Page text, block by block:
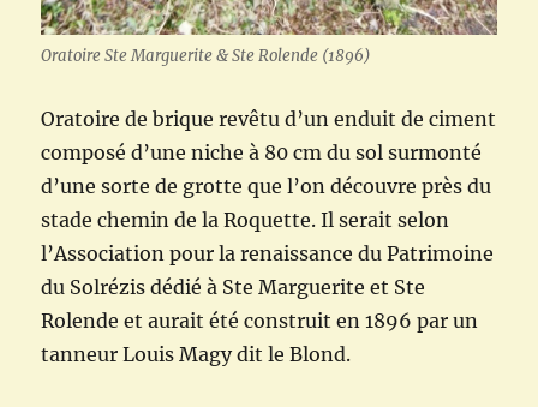
Oratoire Ste Marguerite & Ste Rolende (1896)
Oratoire de brique revêtu d’un enduit de ciment
composé d’une niche à 80 cm du sol surmonté
d’une sorte de grotte que l’on découvre près du
stade chemin de la Roquette. Il serait selon
l’Association pour la renaissance du Patrimoine
du Solrézis dédié à Ste Marguerite et Ste
Rolende et aurait été construit en 1896 par un
tanneur Louis Magy dit le Blond.